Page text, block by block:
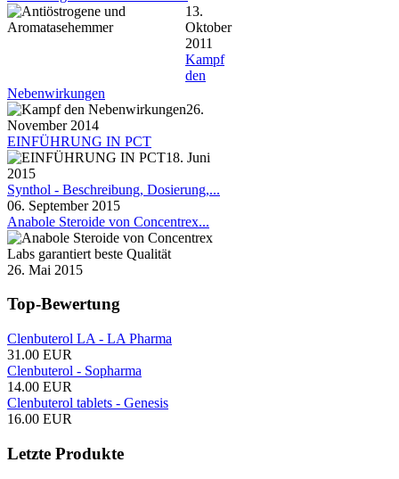
13.
Oktober
2011
Kampf
den
Nebenwirkungen
26.
November 2014
EINFÜHRUNG IN PCT
18. Juni
2015
Synthol - Beschreibung, Dosierung,...
06. September 2015
Anabole Steroide von Concentrex...
26. Mai 2015
Top-Bewertung
Clenbuterol LA - LA Pharma
31.00 EUR
Clenbuterol - Sopharma
14.00 EUR
Clenbuterol tablets - Genesis
16.00 EUR
Letzte Produkte